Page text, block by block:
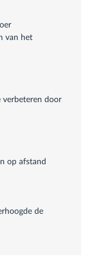
van het
verbeteren door
op afstand
de